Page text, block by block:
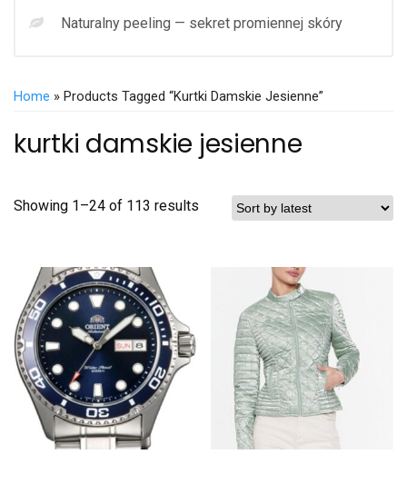
Naturalny peeling — sekret promiennej skóry
Home » Products Tagged “kurtki Damskie Jesienne”
kurtki damskie jesienne
Showing 1–24 of 113 results